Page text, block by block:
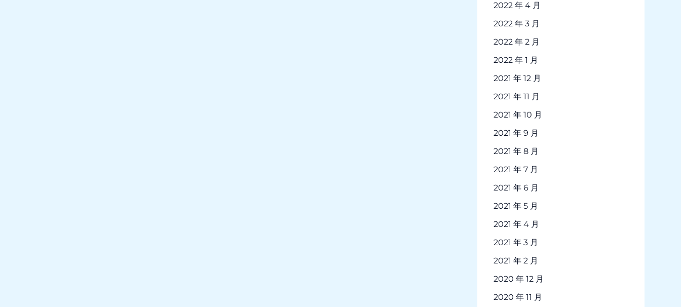
2022 年 4 月
2022 年 3 月
2022 年 2 月
2022 年 1 月
2021 年 12 月
2021 年 11 月
2021 年 10 月
2021 年 9 月
2021 年 8 月
2021 年 7 月
2021 年 6 月
2021 年 5 月
2021 年 4 月
2021 年 3 月
2021 年 2 月
2020 年 12 月
2020 年 11 月